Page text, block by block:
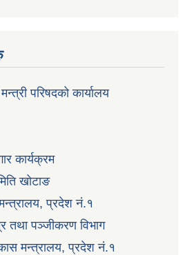
परिषदको कार्यालय
कार्यक्रम
खोटाङ
प्रदेश नं.१
तथा पञ्जीकरण विभाग
मन्त्रालय, प्रदेश नं.१